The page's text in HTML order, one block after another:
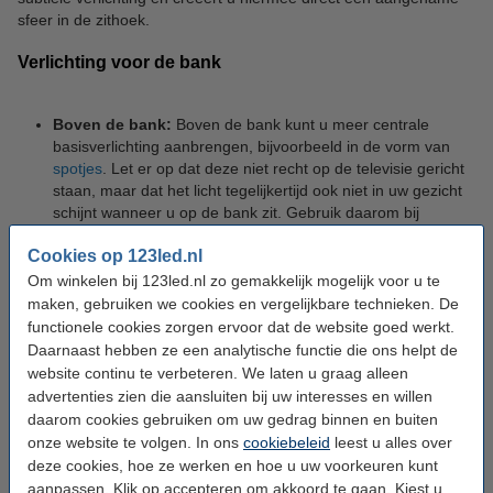
Cookies op 123led.nl
Om winkelen bij 123led.nl zo gemakkelijk mogelijk voor u te
maken, gebruiken we cookies en vergelijkbare technieken. De
functionele cookies zorgen ervoor dat de website goed werkt.
Daarnaast hebben ze een analytische functie die ons helpt de
website continu te verbeteren. We laten u graag alleen
advertenties zien die aansluiten bij uw interesses en willen
daarom cookies gebruiken om uw gedrag binnen en buiten
onze website te volgen. In ons cookiebeleid leest u alles over
deze cookies, hoe ze werken en hoe u uw voorkeuren kunt
aanpassen. Klik op accepteren om akkoord te gaan. Kiest u
sfeer in de zithoek.
Verlichting voor de bank
Boven de bank: Boven de bank kunt u meer centrale
basisverlichting aanbrengen, bijvoorbeeld in de vorm van
spotjes . Let er op dat deze niet recht op de televisie gericht
staan, maar dat het licht tegelijkertijd ook niet in uw gezicht
schijnt wanneer u op de bank zit. Gebruik daarom bij
aan te passen is, zodat u kunt zorgen dat de lichtval perfect
afgesteld is. Ook het gebruik van dimbare spotjes kan
handig zijn. Met behulp van eenled dimmerkunt u de sfeer
in de woonkamer dan eenvoudig veranderen door de
helderheid van het licht aan te passen. Maak het minder
helder om een ontspannen sfeer te creëren en helderder op
momenten dat goede zichtbaarheid belangrijker is.
Onder de bank:Onder de bank kunnenled
stripsaangebracht worden om een zeer subtiele vorm van
verlichting toe te voegen. Deze strips zijn zelf niet zichtbaar,